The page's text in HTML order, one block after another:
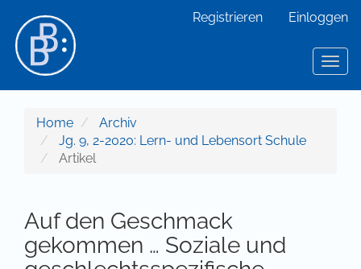
Hauptinhalt
Sidebar
Registrieren Einloggen
Home
Archiv
Jg. 9, 2-2020: Lern- und Lebensort Schule
Artikel
Auf den Geschmack
gekommen … Soziale und